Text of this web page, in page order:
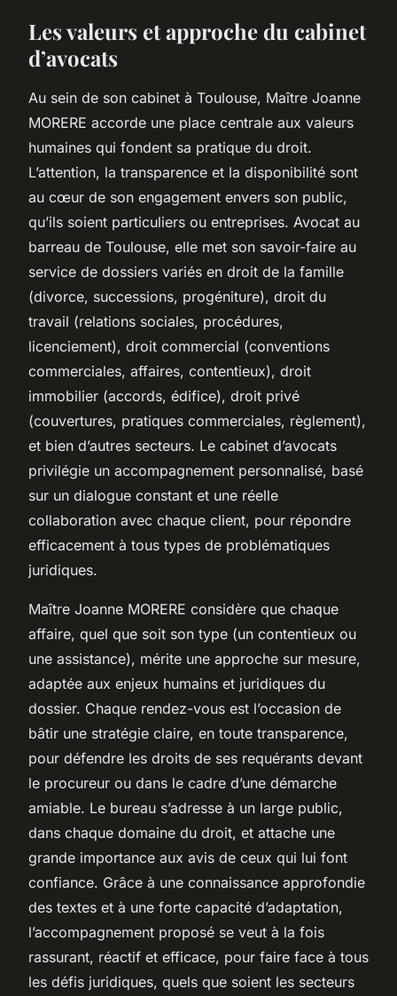
Les valeurs et approche du cabinet
d’avocats
Au sein de son cabinet à Toulouse, Maître Joanne
MORERE accorde une place centrale aux valeurs
humaines qui fondent sa pratique du droit.
L’attention, la transparence et la disponibilité sont
au cœur de son engagement envers son public,
qu’ils soient particuliers ou entreprises. Avocat au
barreau de Toulouse, elle met son savoir-faire au
service de dossiers variés en droit de la famille
(divorce, successions, progéniture), droit du
travail (relations sociales, procédures,
licenciement), droit commercial (conventions
commerciales, affaires, contentieux), droit
immobilier (accords, édifice), droit privé
(couvertures, pratiques commerciales, règlement),
et bien d’autres secteurs. Le cabinet d’avocats
privilégie un accompagnement personnalisé, basé
sur un dialogue constant et une réelle
collaboration avec chaque client, pour répondre
efficacement à tous types de problématiques
juridiques.
Maître Joanne MORERE considère que chaque
affaire, quel que soit son type (un contentieux ou
une assistance), mérite une approche sur mesure,
adaptée aux enjeux humains et juridiques du
dossier. Chaque rendez-vous est l’occasion de
bâtir une stratégie claire, en toute transparence,
pour défendre les droits de ses requérants devant
le procureur ou dans le cadre d’une démarche
amiable. Le bureau s’adresse à un large public,
dans chaque domaine du droit, et attache une
grande importance aux avis de ceux qui lui font
confiance. Grâce à une connaissance approfondie
des textes et à une forte capacité d’adaptation,
l’accompagnement proposé se veut à la fois
rassurant, réactif et efficace, pour faire face à tous
les défis juridiques, quels que soient les secteurs